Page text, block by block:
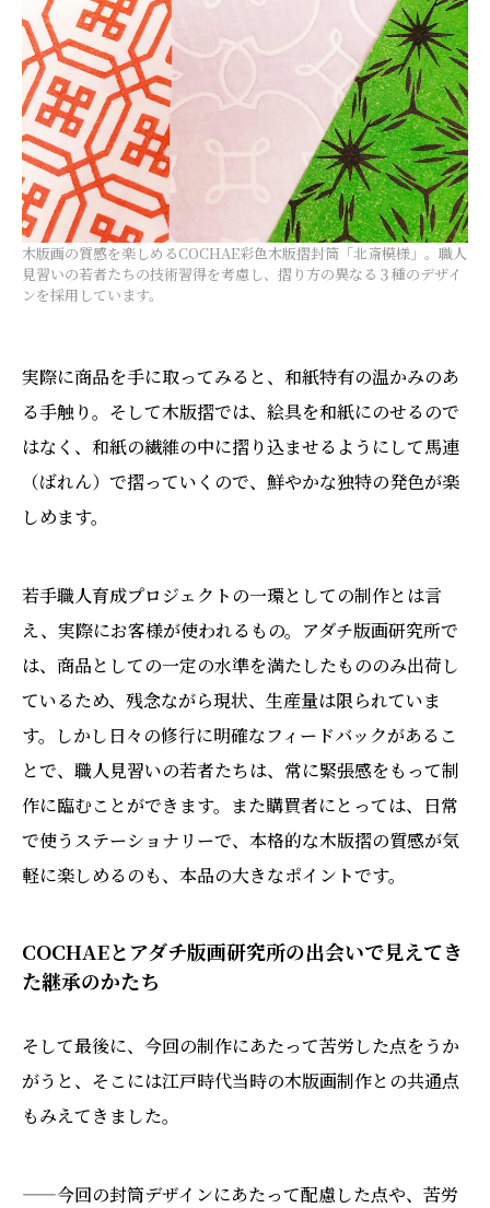
木版画の質感を楽しめるCOCHAE彩色木版摺封筒「北斎模様」。職人
見習いの若者たちの技術習得を考慮し、摺り方の異なる３種のデザイ
ンを採用しています。
実際に商品を手に取ってみると、和紙特有の温かみのあ
る手触り。そして木版摺では、絵具を和紙にのせるので
はなく、和紙の繊維の中に摺り込ませるようにして馬連
（ばれん）で摺っていくので、鮮やかな独特の発色が楽
しめます。
若手職人育成プロジェクトの一環としての制作とは言
え、実際にお客様が使われるもの。アダチ版画研究所で
は、商品としての一定の水準を満たしたもののみ出荷し
ているため、残念ながら現状、生産量は限られていま
す。しかし日々の修行に明確なフィードバックがあるこ
とで、職人見習いの若者たちは、常に緊張感をもって制
作に臨むことができます。また購買者にとっては、日常
で使うステーショナリーで、本格的な木版摺の質感が気
軽に楽しめるのも、本品の大きなポイントです。
COCHAEとアダチ版画研究所の出会いで見えてき
た継承のかたち
そして最後に、今回の制作にあたって苦労した点をうか
がうと、そこには江戸時代当時の木版画制作との共通点
もみえてきました。
——今回の封筒デザインにあたって配慮した点や、苦労